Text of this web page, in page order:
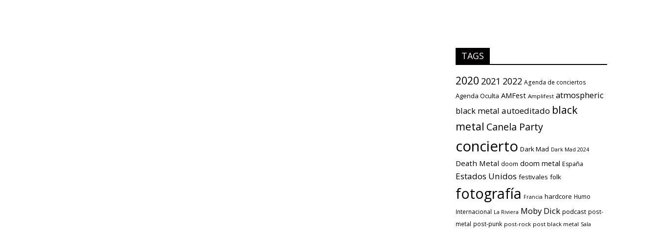
TAGS
2020 2021 2022 Agenda de conciertos
Agenda Oculta AMFest Amplifest atmospheric
black metal autoeditado black
metal Canela Party
concierto Dark Mad Dark Mad 2024
Death Metal doom doom metal España
Estados Unidos festivales folk
fotografía Francia hardcore Humo
Internacional La Riviera Moby Dick podcast post-
metal post-punk post-rock post black metal Sala